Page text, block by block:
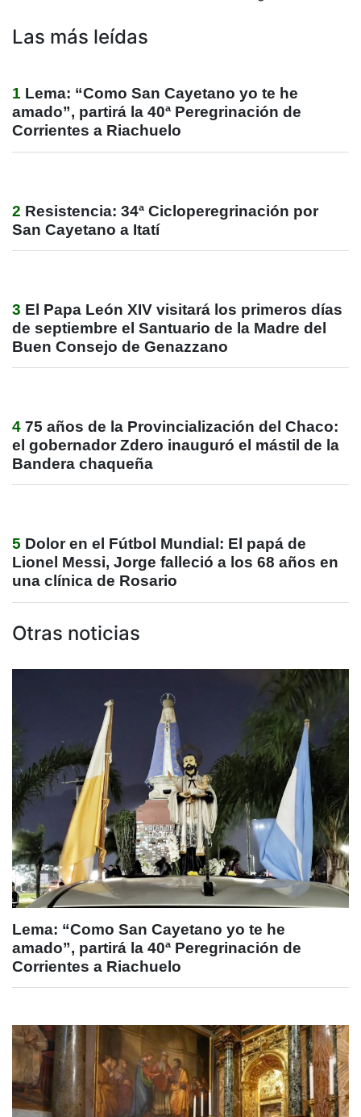
Las más leídas
1 Lema: “Como San Cayetano yo te he
amado”, partirá la 40ª Peregrinación de
Corrientes a Riachuelo
2 Resistencia: 34ª Cicloperegrinación por
San Cayetano a Itatí
3 El Papa León XIV visitará los primeros días
de septiembre el Santuario de la Madre del
Buen Consejo de Genazzano
4 75 años de la Provincialización del Chaco:
el gobernador Zdero inauguró el mástil de la
Bandera chaqueña
5 Dolor en el Fútbol Mundial: El papá de
Lionel Messi, Jorge falleció a los 68 años en
una clínica de Rosario
Otras noticias
Lema: “Como San Cayetano yo te he
amado”, partirá la 40ª Peregrinación de
Corrientes a Riachuelo